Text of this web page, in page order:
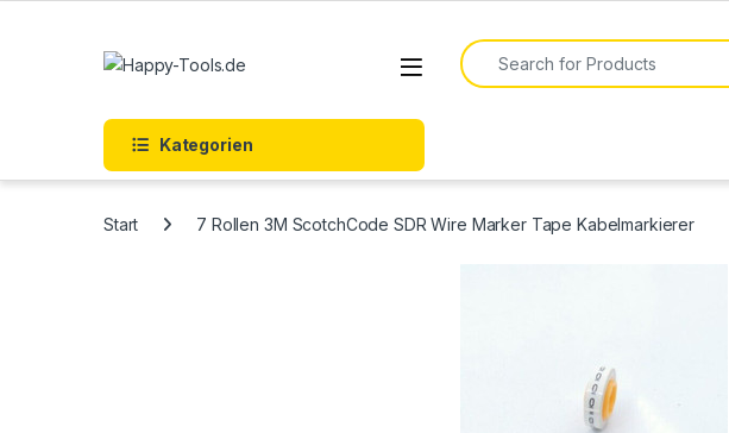
Open
Search for:
Kategorien
Start 7 Rollen 3M ScotchCode SDR Wire Marker Tape Kabelmarkierer